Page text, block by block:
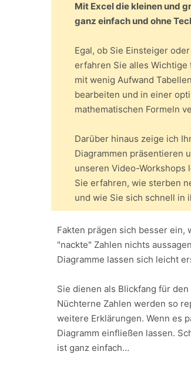
Mit Excel die kleinen und
ganz einfach und ohne
Egal, ob Sie Einsteiger
erfahren Sie alles Wichtige
mit wenig Aufwand
bearbeiten und in einer
mathematischen Formeln
Darüber hinaus zeige ich
Diagrammen präsentieren
unseren Video-Workshops
Sie erfahren, wie sterben
und wie Sie sich schnell in
Fakten prägen sich besser ein,
"nackte" Zahlen nichts
Diagramme lassen sich leicht
Sie dienen als Blickfang für
Nüchterne Zahlen werden so
weitere Erklärungen. Wenn es
Diagramm einfließen lassen.
ist ganz einfach…